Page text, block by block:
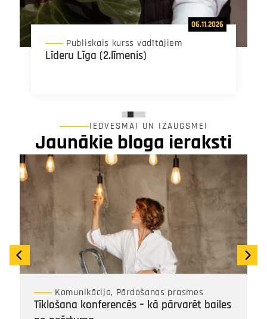
Publiskais kurss vadītājiem
Līderu Līga (2.līmenis)
06.11.2026
IEDVESMAI UN IZAUGSMEI
Jaunākie bloga ieraksti
Komunikācija, Pārdošanas prasmes
Tīklošana konferencēs – kā pārvarēt bailes